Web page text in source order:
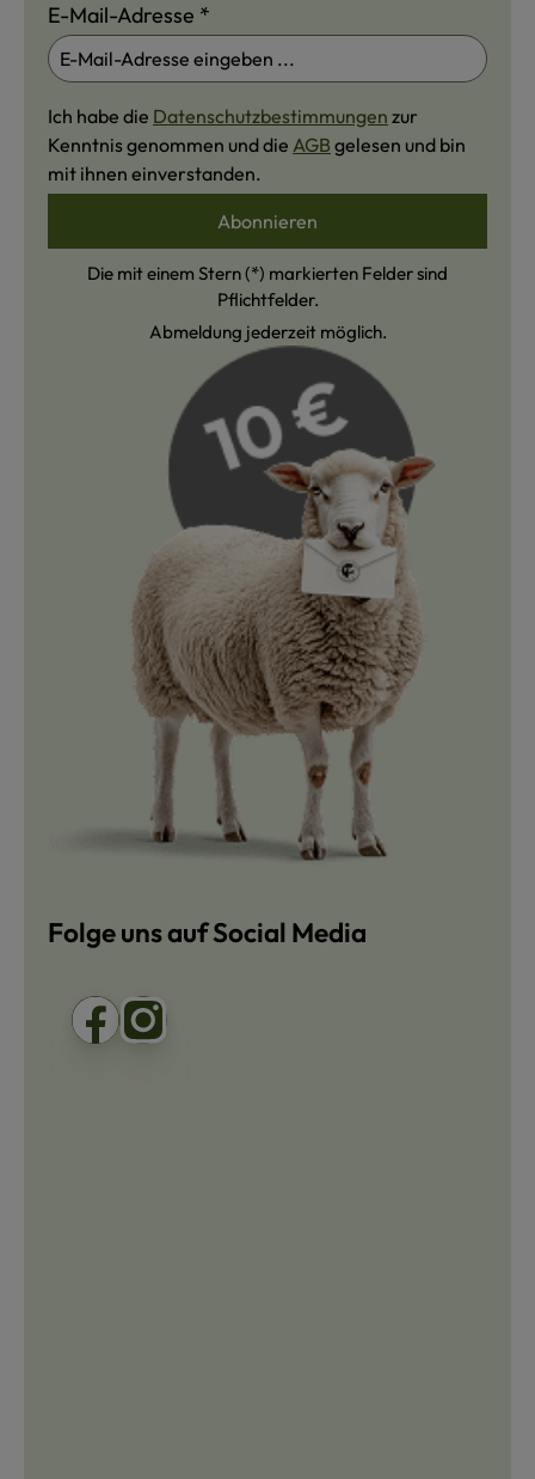
E-Mail-Adresse *
Ich habe die Datenschutzbestimmungen zur
Kenntnis genommen und die AGB gelesen und bin
mit ihnen einverstanden.
Abonnieren
Die mit einem Stern (*) markierten Felder sind
Pflichtfelder.
Abmeldung jederzeit möglich.
Folge uns auf Social Media